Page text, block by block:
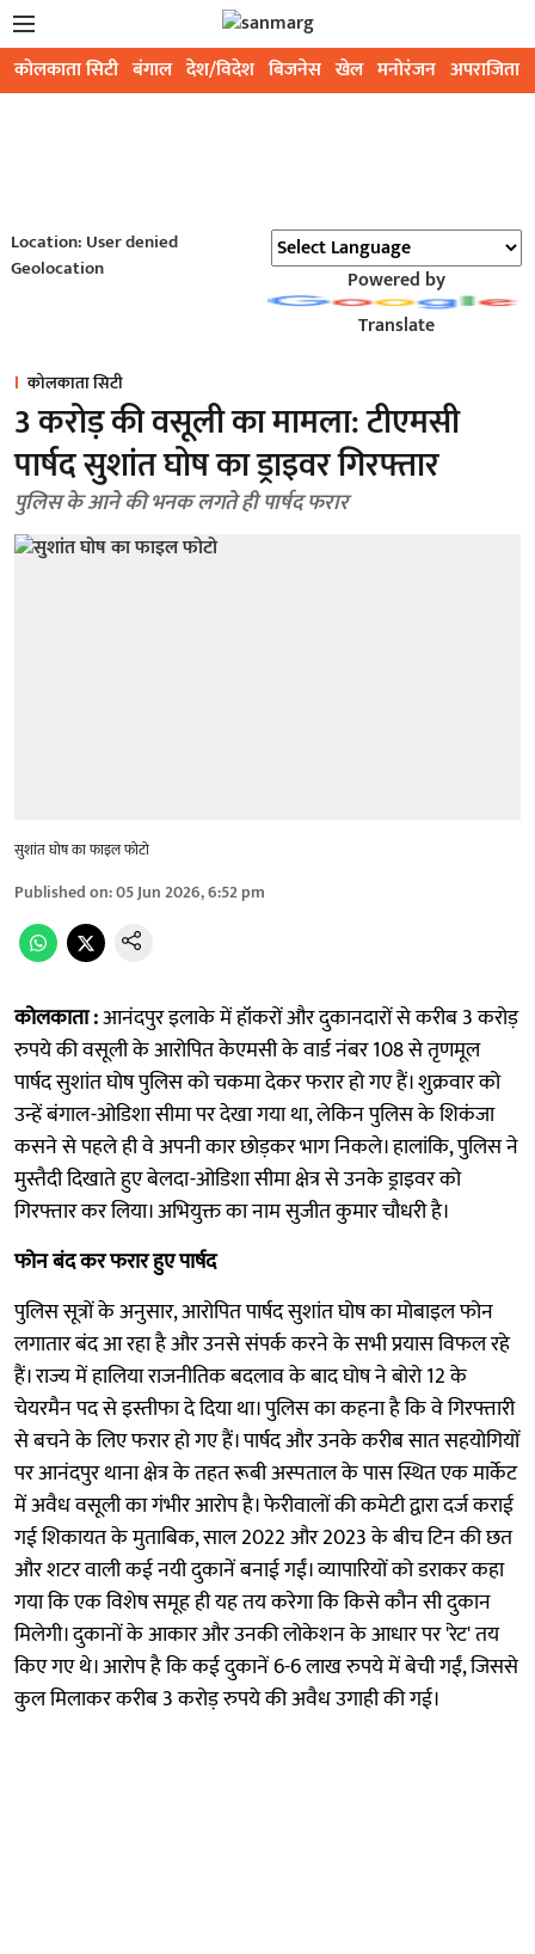
कोलकाता सिटी बंगाल देश/विदेश बिजनेस खेल मनोरंजन अपराजिता
Location: User denied
Geolocation
Powered by
Translate
कोलकाता सिटी
3 करोड़ की वसूली का मामला: टीएमसी
पार्षद सुशांत घोष का ड्राइवर गिरफ्तार
पुलिस के आने की भनक लगते ही पार्षद फरार
सुशांत घोष का फाइल फोटो
Published on:05 Jun 2026, 6:52 pm
कोलकाता :आनंदपुर इलाके में हॉकरों और दुकानदारों से करीब 3 करोड़
रुपये की वसूली के आरोपित केएमसी के वार्ड नंबर 108 से तृणमूल
पार्षद सुशांत घोष पुलिस को चकमा देकर फरार हो गए हैं। शुक्रवार को
उन्हें बंगाल-ओडिशा सीमा पर देखा गया था, लेकिन पुलिस के शिकंजा
कसने से पहले ही वे अपनी कार छोड़कर भाग निकले। हालांकि, पुलिस ने
मुस्तैदी दिखाते हुए बेलदा-ओडिशा सीमा क्षेत्र से उनके ड्राइवर को
गिरफ्तार कर लिया। अभियुक्त का नाम सुजीत कुमार चौधरी है।
फोन बंद कर फरार हुए पार्षद
पुलिस सूत्रों के अनुसार, आरोपित पार्षद सुशांत घोष का मोबाइल फोन
लगातार बंद आ रहा है और उनसे संपर्क करने के सभी प्रयास विफल रहे
हैं। राज्य में हालिया राजनीतिक बदलाव के बाद घोष ने बोरो 12 के
चेयरमैन पद से इस्तीफा दे दिया था। पुलिस का कहना है कि वे गिरफ्तारी
से बचने के लिए फरार हो गए हैं। पार्षद और उनके करीब सात सहयोगियों
पर आनंदपुर थाना क्षेत्र के तहत रूबी अस्पताल के पास स्थित एक मार्केट
में अवैध वसूली का गंभीर आरोप है। फेरीवालों की कमेटी द्वारा दर्ज कराई
गई शिकायत के मुताबिक, साल 2022 और 2023 के बीच टिन की छत
और शटर वाली कई नयी दुकानें बनाई गईं। व्यापारियों को डराकर कहा
गया कि एक विशेष समूह ही यह तय करेगा कि किसे कौन सी दुकान
मिलेगी। दुकानों के आकार और उनकी लोकेशन के आधार पर 'रेट' तय
किए गए थे। आरोप है कि कई दुकानें 6-6 लाख रुपये में बेची गईं, जिससे
कुल मिलाकर करीब 3 करोड़ रुपये की अवैध उगाही की गई।